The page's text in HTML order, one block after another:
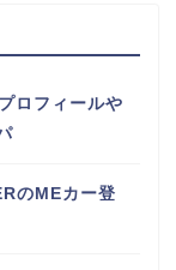
ロフィールや
のMEカー登